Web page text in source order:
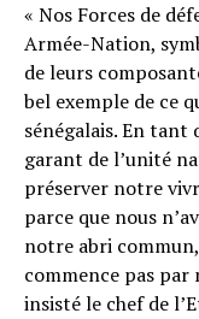
« Nos Forces de
Armée-Nation,
de leurs
bel exemple de ce
sénégalais. En tant
garant de l’unité
préserver notre
parce que nous
notre abri
commence pas par
insisté le chef de